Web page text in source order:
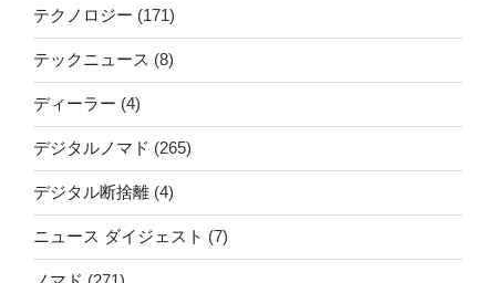
テクノロジー (171)
テックニュース (8)
ディーラー (4)
デジタルノマド (265)
デジタル断捨離 (4)
ニュース ダイジェスト (7)